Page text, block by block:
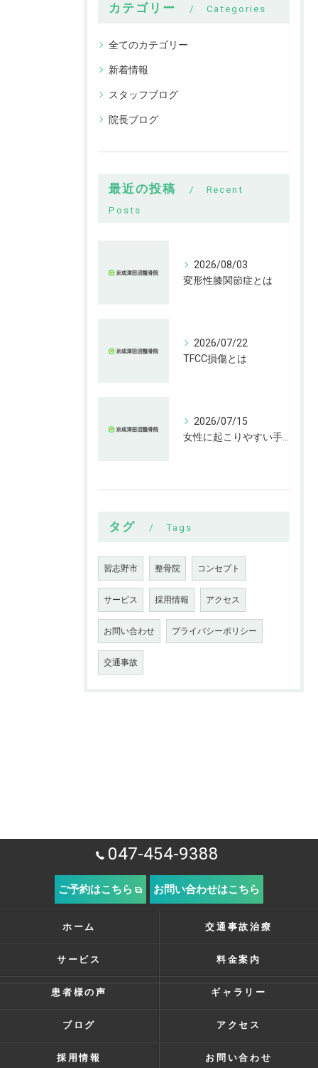
カテゴリー Categories
全てのカテゴリー
新着情報
スタッフブログ
院長ブログ
最近の投稿
Recent
Posts
2026/08/03
変形性膝関節症とは
2026/07/22
TFCC損傷とは
2026/07/15
タグ Tags
習志野市 整骨院 コンセプト
サービス 採用情報 アクセス
お問い合わせ プライバシーポリシー
交通事故
047-454-9388
ご予約はこちら お問い合わせはこちら
ホーム 交通事故治療
サービス 料金案内
患者様の声 ギャラリー
ブログ アクセス
採用情報 お問い合わせ